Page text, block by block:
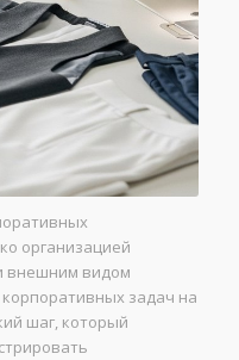
организацией
внешним видом
задач на
шаг, который